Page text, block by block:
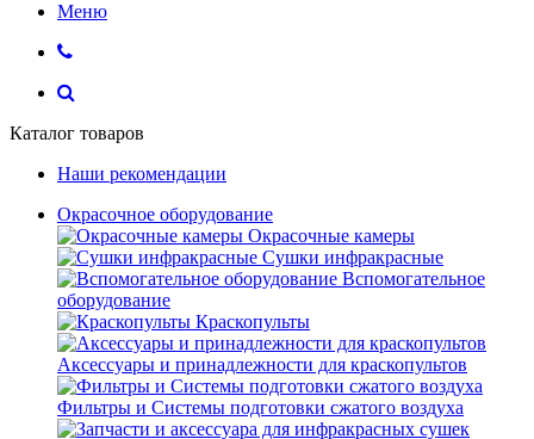
Меню
Каталог товаров
Наши рекомендации
Окрасочное оборудование
Окрасочные камеры
Сушки инфракрасные
Вспомогательное
оборудование
Краскопульты
Аксессуары и принадлежности для краскопультов
Фильтры и Системы подготовки сжатого воздуха